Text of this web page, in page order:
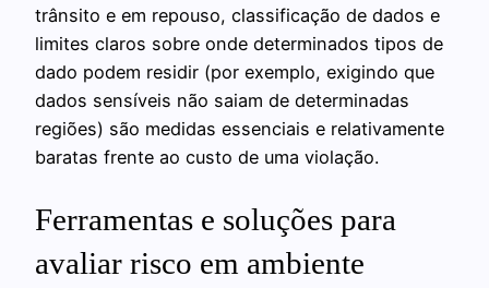
trânsito e em repouso, classificação de dados e
limites claros sobre onde determinados tipos de
dado podem residir (por exemplo, exigindo que
dados sensíveis não saiam de determinadas
regiões) são medidas essenciais e relativamente
baratas frente ao custo de uma violação.
Ferramentas e soluções para
avaliar risco em ambiente